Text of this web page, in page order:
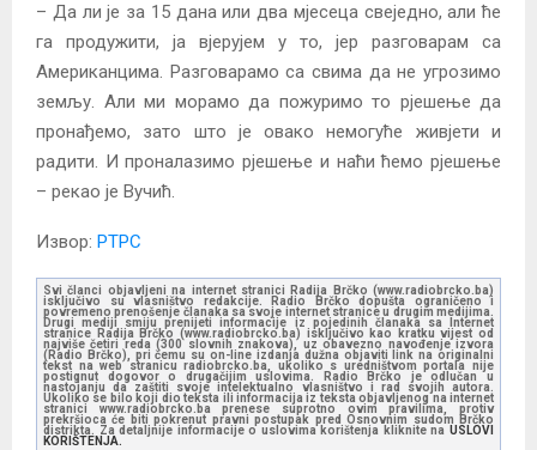
– Да ли је за 15 дана или два мјесеца свеједно, али ће
га продужити, ја вјерујем у то, јер разговарам са
Американцима. Разговарамо са свима да не угрозимо
земљу. Али ми морамо да пожуримо то рјешење да
пронађемо, зато што је овако немогуће живјети и
радити. И проналазимо рјешење и наћи ћемо рјешење
– рекао је Вучић.
Извор: РТРС
Svi članci objavljeni na internet stranici Radija Brčko (www.radiobrcko.ba)
isključivo su vlasništvo redakcije. Radio Brčko dopušta ograničeno i
povremeno prenošenje članaka sa svoje internet stranice u drugim medijima.
Drugi mediji smiju prenijeti informacije iz pojedinih članaka sa Internet
stranice Radija Brčko (www.radiobrcko.ba) isključivo kao kratku vijest od
najviše četiri reda (300 slovnih znakova), uz obavezno navođenje izvora
(Radio Brčko), pri čemu su on-line izdanja dužna objaviti link na originalni
tekst na web stranicu radiobrcko.ba, ukoliko s uredništvom portala nije
postignut dogovor o drugačijim uslovima. Radio Brčko je odlučan u
nastojanju da zaštiti svoje intelektualno vlasništvo i rad svojih autora.
Ukoliko se bilo koji dio teksta ili informacija iz teksta objavljenog na internet
stranici www.radiobrcko.ba prenese suprotno ovim pravilima, protiv
prekršioca će biti pokrenut pravni postupak pred Osnovnim sudom Brčko
distrikta. Za detaljnije informacije o uslovima korištenja kliknite na USLOVI
KORIŠTENJA.